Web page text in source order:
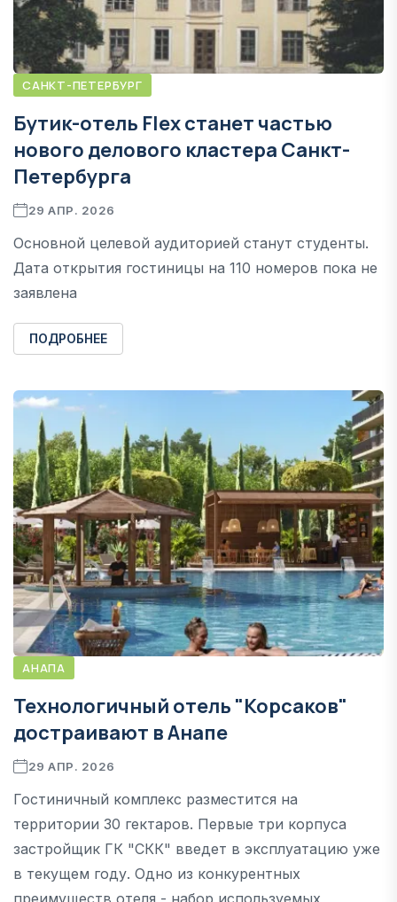
САНКТ-ПЕТЕРБУРГ
Бутик-отель Flex станет частью
нового делового кластера Санкт-
Петербурга
29 АПР. 2026
Основной целевой аудиторией станут студенты.
Дата открытия гостиницы на 110 номеров пока не
заявлена
ПОДРОБНЕЕ
АНАПА
Технологичный отель "Корсаков"
достраивают в Анапе
29 АПР. 2026
Гостиничный комплекс разместится на
территории 30 гектаров. Первые три корпуса
застройщик ГК "СКК" введет в эксплуатацию уже
в текущем году. Одно из конкурентных
преимуществ отеля - набор используемых